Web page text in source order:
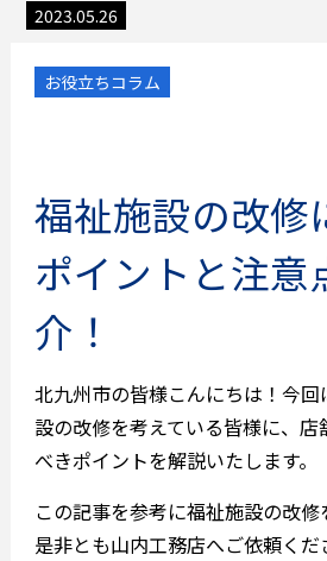
2023.05.26
お役立ちコラム
福祉施設の改修
ポイントと注意
介！
北九州市の皆様こんにちは！今回
設の改修を考えている皆様に、店
べきポイントを解説いたします。
この記事を参考に福祉施設の改修
是非とも山内工務店へご依頼くだ